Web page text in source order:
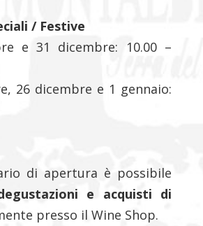
/ Festive
e 31 dicembre: 10.00 –
26 dicembre e 1 gennaio:
di apertura è possibile
e acquisti di
presso il Wine Shop.